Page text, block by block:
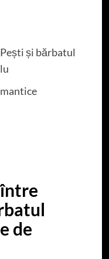
și bărbatul
de